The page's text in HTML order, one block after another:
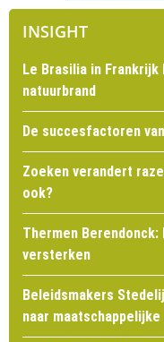
INSIGHT
Le Brasilia in
natuurbrand
De succesfactoren
Zoeken verandert
ook?
Thermen
versterken
Beleidsmakers
naar